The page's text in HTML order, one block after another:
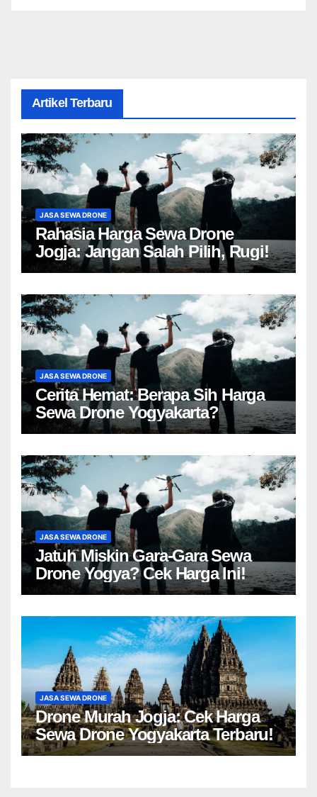
Artikel Terbaru
JASA SEWA DRONE
Rahasia Harga Sewa Drone
Jogja: Jangan Salah Pilih, Rugi!
JASA SEWA DRONE
Cerita Hemat: Berapa Sih Harga
Sewa Drone Yogyakarta?
JASA SEWA DRONE
Jatuh Miskin Gara-Gara Sewa
Drone Yogya? Cek Harga Ini!
JASA SEWA DRONE
Drone Murah Jogja: Cek Harga
Sewa Drone Yogyakarta Terbaru!